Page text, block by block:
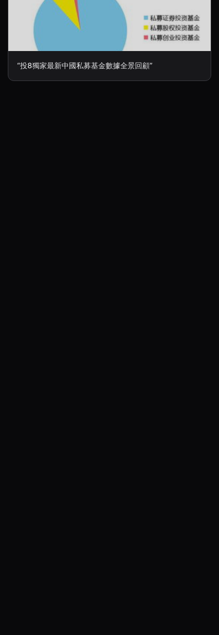
“投8獨家最新中國私募基金數據全景回顧”